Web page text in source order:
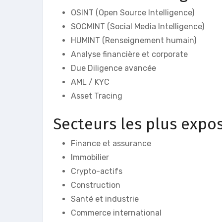
OSINT (Open Source Intelligence)
SOCMINT (Social Media Intelligence)
HUMINT (Renseignement humain)
Analyse financière et corporate
Due Diligence avancée
AML / KYC
Asset Tracing
Secteurs les plus
Finance et assurance
Immobilier
Crypto-actifs
Construction
Santé et industrie
Commerce international